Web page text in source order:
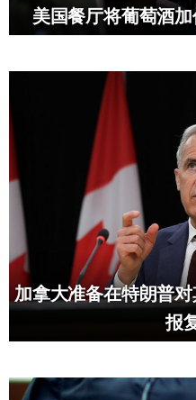
美国餐厅将葡萄酒
加拿大准备在特朗普
报